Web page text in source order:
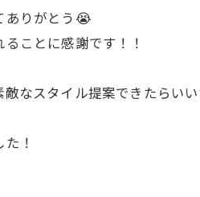
ありがとう😭
ことに感謝です！！
なスタイル提案できたらい
！